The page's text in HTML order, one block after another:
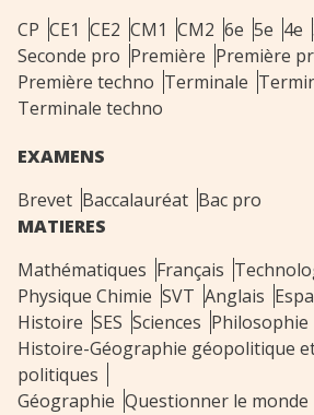
CP CE1 CE2 CM1 CM2 6e 5e 4e
Seconde pro Première Première
Première techno Terminale
Terminale techno
EXAMENS
Brevet Baccalauréat Bac pro
MATIERES
Mathématiques Français
Physique Chimie SVT Anglais
Histoire SES Sciences Philosophie
Histoire-Géographie géopolitique
politiques
Géographie Questionner le monde